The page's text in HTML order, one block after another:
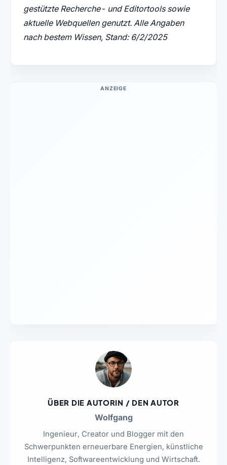
gestützte Recherche- und Editortools sowie
aktuelle Webquellen genutzt. Alle Angaben
nach bestem Wissen, Stand: 6/2/2025
ANZEIGE
ÜBER DIE AUTORIN / DEN AUTOR
Wolfgang
Ingenieur, Creator und Blogger mit den
Schwerpunkten erneuerbare Energien, künstliche
Intelligenz, Softwareentwicklung und Wirtschaft.